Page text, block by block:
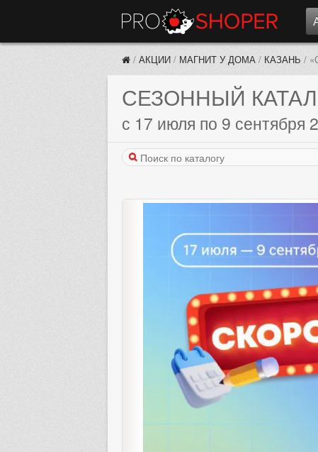
/ АКЦИИ / МАГНИТ У ДОМА / КАЗАНЬ /
СЕЗОННЫЙ
с 17 июля по 9 сентября